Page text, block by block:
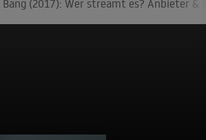
Bang (2017): Wer streamt es? Anbieter &